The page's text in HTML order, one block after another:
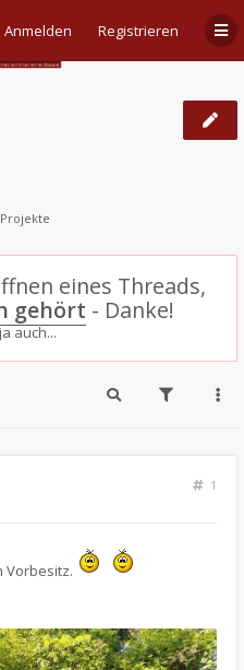
Anmelden Registrieren
eines Threads,
gehört - Danke!
auch...
1
Vorbesitz.